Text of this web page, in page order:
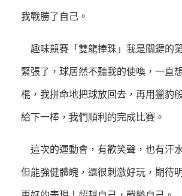
我戰勝了自己。
趣味競賽「雙龍捧珠」我是關鍵的
緊張了，球居然不聽我的使喚，一直
棍，我拼命地把球放回去，再用獵豹
給下一棒，我們順利的完成比賽。
這次的運動會，有歡笑聲，也有汗
但能強健體魄，還很刺激好玩，期待